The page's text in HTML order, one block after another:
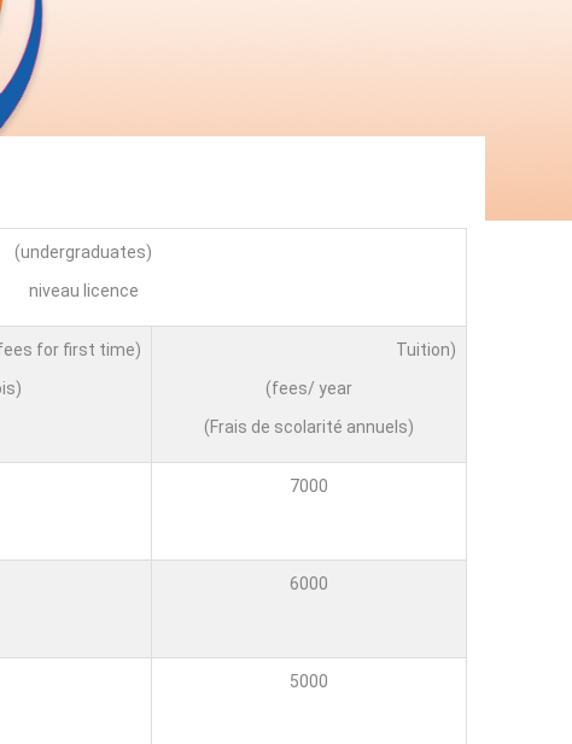
(undergraduates)
niveau licence
(Application fees for first time)
(Tuition
fees/ year)
(Frais de scolarité annuels)
7000
6000
5000